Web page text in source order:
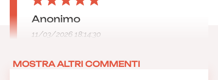
Anonimo
11/03/2026 18:14:30
MOSTRA ALTRI COMMENTI